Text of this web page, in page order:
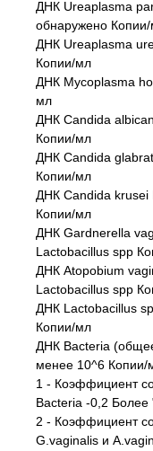
ДНК Ureaplasma
обнаружено
ДНК Ureaplasma
Копии/мл
ДНК Mycoplasma
мл
ДНК Candida
Копии/мл
ДНК Candida
Копии/мл
ДНК Candida
Копии/мл
ДНК Gardnerella
Lactobacillus spp
ДНК Atopobium
Lactobacillus spp
ДНК Lactobacillus
Копии/мл
ДНК Bacteria
менее 10^6 Копии/
1 - Коэффициент
Bacteria -0,2 Более
2 - Коэффициент
G.vaginalis и